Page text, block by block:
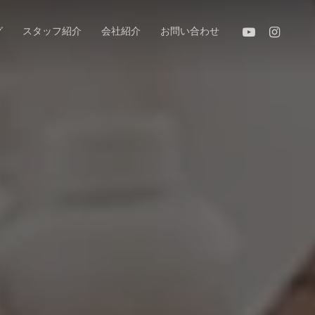
スタッフ紹介 会社紹介 お問い合わせ youtube instagram